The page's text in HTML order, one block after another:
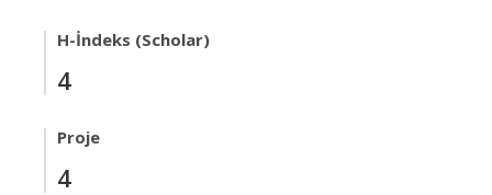
H-İndeks (Scholar)
4
Proje
4